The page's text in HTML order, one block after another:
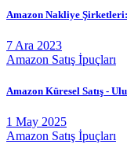
Amazon Nakliye
7 Ara 2023
Amazon Satış İpuçları
Amazon Küresel Satış -
1 May 2025
Amazon Satış İpuçları